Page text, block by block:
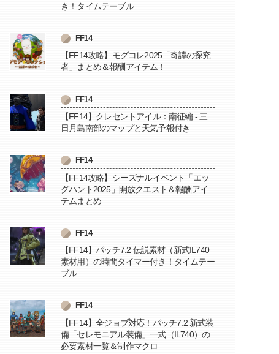
き！タイムテーブル
FF14
【FF14攻略】モグコレ2025「奇譚の探究
者」まとめ＆報酬アイテム！
FF14
【FF14】クレセントアイル：南征編 - 三
日月島南部のマップと天気予報付き
FF14
【FF14攻略】シーズナルイベント「エッ
グハント2025」開放クエスト＆報酬アイ
テムまとめ
FF14
【FF14】パッチ7.2 伝説素材（新式IL740
素材用）の時間タイマー付き！タイムテー
ブル
FF14
【FF14】全ジョブ対応！パッチ7.2 新式装
備「セレモニアル装備」一式（IL740）の
必要素材一覧＆制作マクロ